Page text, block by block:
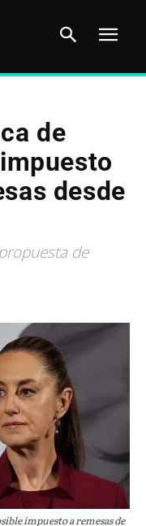
de
desde
de
impuesto a remesas de